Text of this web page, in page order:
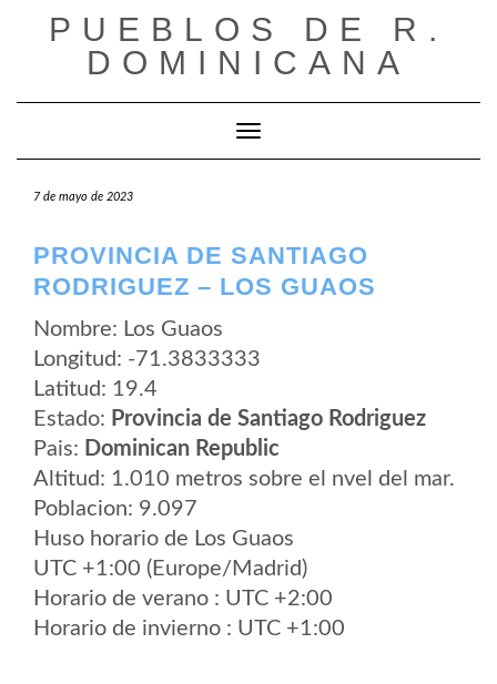
PUEBLOS DE R.
DOMINICANA
Cambiar modo de navegación
7 de mayo de 2023
PROVINCIA DE SANTIAGO
RODRIGUEZ – LOS GUAOS
Nombre: Los Guaos
Longitud: -71.3833333
Latitud: 19.4
Estado: Provincia de Santiago Rodriguez
Pais: Dominican Republic
Altitud: 1.010 metros sobre el nvel del mar.
Poblacion: 9.097
Huso horario de Los Guaos
UTC +1:00 (Europe/Madrid)
Horario de verano : UTC +2:00
Horario de invierno : UTC +1:00